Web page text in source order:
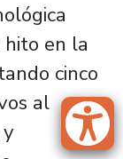
en la
cinco
al